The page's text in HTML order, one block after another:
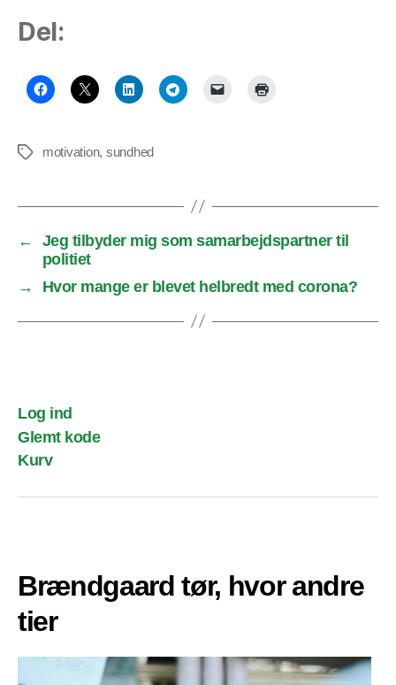
Del:
Tags motivation, sundhed
←
Jeg tilbyder mig som samarbejdspartner til
politiet
→
Hvor mange er blevet helbredt med corona?
Log ind
Glemt kode
Kurv
Brændgaard tør, hvor andre
tier